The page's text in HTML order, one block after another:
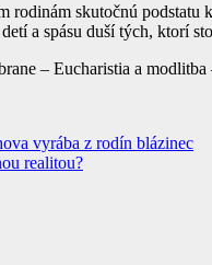
skutočnú
a spásu duší tých, ktorí
– Eucharistia a
vyrába z rodín blázinec
realitou?